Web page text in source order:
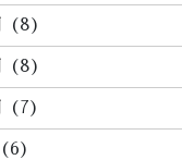
(8)
(8)
(7)
(6)